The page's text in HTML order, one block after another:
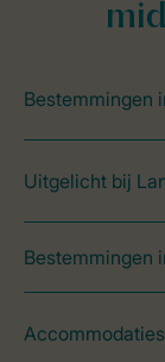
Bestemmingen
Uitgelicht bij
Bestemmingen
Accommodaties